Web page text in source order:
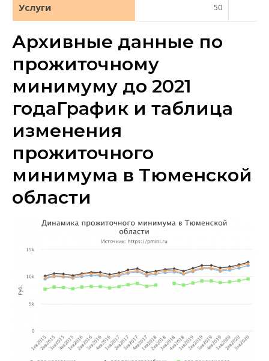
Услуги 50
Архивные данные по
прожиточному
минимуму до 2021
годаГрафик и таблица
изменения
прожиточного
минимума в Тюменской
области